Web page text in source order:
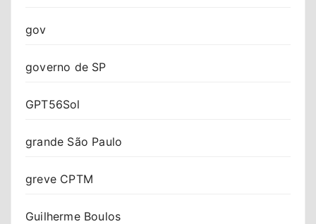
gov
governo de SP
GPT56Sol
grande São Paulo
greve CPTM
Guilherme Boulos